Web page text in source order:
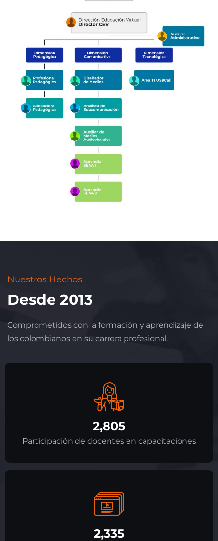
Nuestros Hechos
Desde 2013
Comprometidos con la formación y aprendizaje de
los colombianos en su carrera profesional.
2,805
Participación de docentes en capacitaciones
2,335